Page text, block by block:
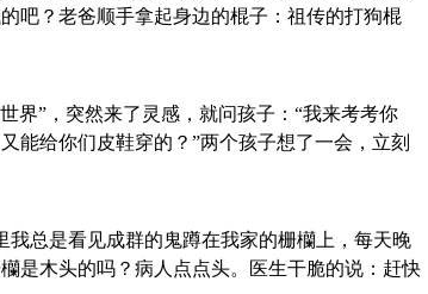
吧？老爸顺手拿起身边的棍子：祖传的打狗棍
界”，突然来了灵感，就问孩子：“我来考考你
能给你们皮鞋穿的？”两个孩子想了一会，立刻
总是看见成群的鬼蹲在我家的栅欗上，每天晚
是木头的吗？病人点点头。医生干脆的说：赶快